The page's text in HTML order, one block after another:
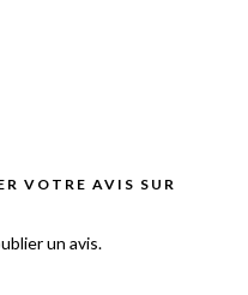
VOTRE AVIS SUR
un avis.